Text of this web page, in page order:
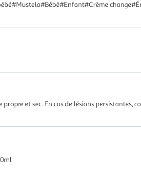
et sec. En cas de lésions persistantes,